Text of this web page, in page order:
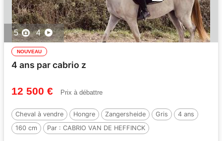
5 4
NOUVEAU
4 ans par cabrio z
12 500 € Prix à débattre
Cheval à vendre Hongre Zangersheide Gris
4 ans
160 cm
Par : CABRIO VAN DE HEFFINCK